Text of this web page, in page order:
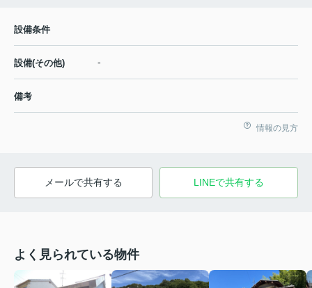
設備条件
設備(その他) -
備考
情報の見方
メールで共有する LINEで共有する
よく見られている物件